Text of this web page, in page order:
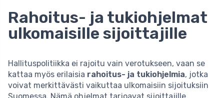
Rahoitus- ja tukiohjelmat
ulkomaisille sijoittajille
Hallituspolitiikka ei rajoitu vain verotukseen, vaan se
kattaa myös erilaisia rahoitus- ja tukiohjelmia, jotka
voivat merkittävästi vaikuttaa ulkomaisiin sijoituksiin
Suomessa. Nämä ohjelmat tarjoavat sijoittajille